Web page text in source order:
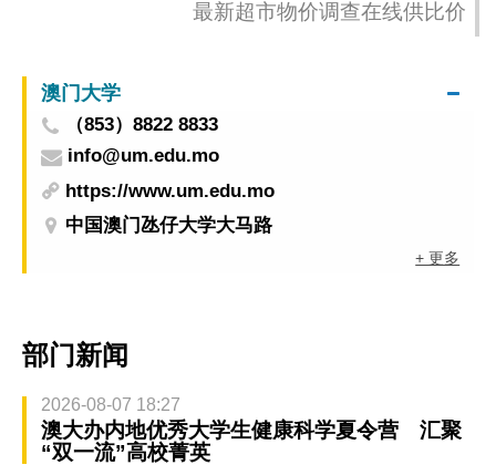
最新超市物价调查在线供比价
澳门大学
（853）8822 8833
info@um.edu.mo
https://www.um.edu.mo
中国澳门氹仔大学大马路
+ 更多
部门新闻
2026-08-07 18:27
澳大办内地优秀大学生健康科学夏令营 汇聚
“双一流”高校菁英